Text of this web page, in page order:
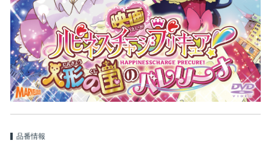
品番情報